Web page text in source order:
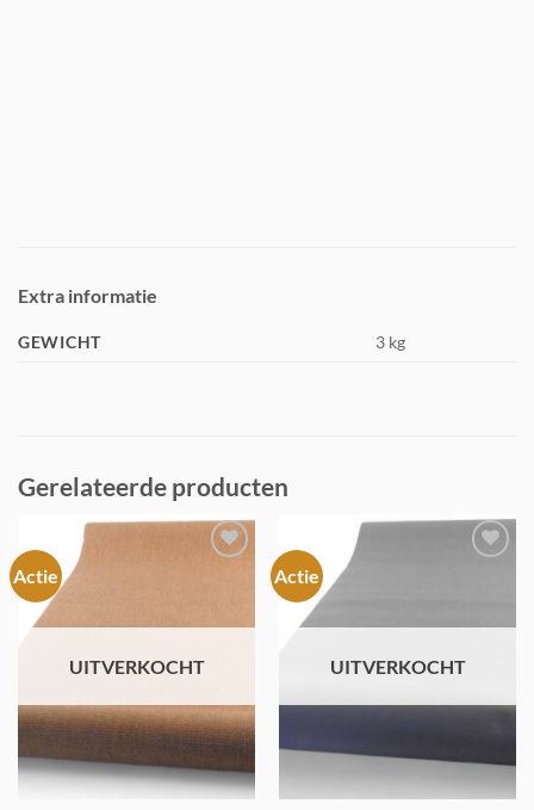
Extra informatie
GEWICHT 3 kg
Gerelateerde producten
Actie
UITVERKOCHT
Actie
UITVERKOCHT